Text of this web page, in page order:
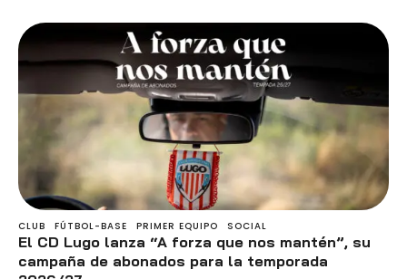
CLUB FÚTBOL-BASE PRIMER EQUIPO SOCIAL
El CD Lugo lanza “A forza que nos mantén”, su
campaña de abonados para la temporada